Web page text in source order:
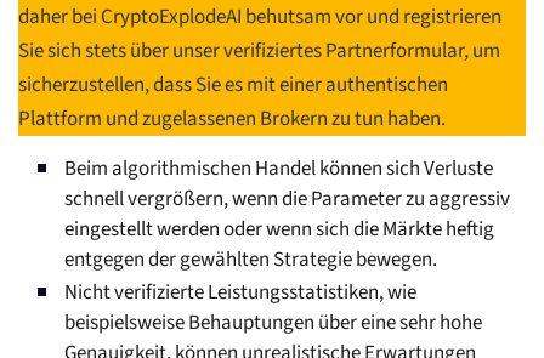
daher bei CryptoExplodeAI behutsam vor und registrieren
Sie sich stets über unser verifiziertes Partnerformular, um
sicherzustellen, dass Sie es mit einer authentischen
Plattform und zugelassenen Brokern zu tun haben.
Beim algorithmischen Handel können sich Verluste
schnell vergrößern, wenn die Parameter zu aggressiv
eingestellt werden oder wenn sich die Märkte heftig
entgegen der gewählten Strategie bewegen.
Nicht verifizierte Leistungsstatistiken, wie
beispielsweise Behauptungen über eine sehr hohe